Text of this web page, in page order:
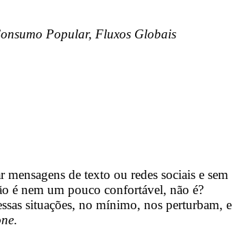
Popular, Fluxos Globais
mensagens de texto ou redes sociais e sem
é nem um pouco confortável, não é?
situações, no mínimo, nos perturbam, e
.